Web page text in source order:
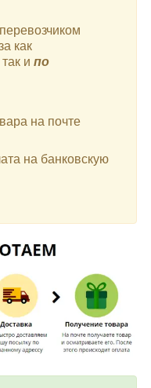
как
так и по
на почте
на банковскую